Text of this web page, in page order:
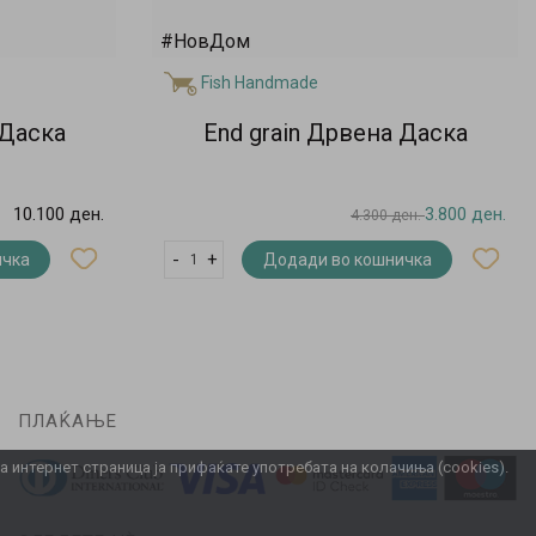
10.100 ден.
#НовДом
Fish Handmade
End grain Дрвена Даска
4.300 ден.3.800 ден.
- + Додади во кошничка
страница ја прифаќате употребата на колачиња (cookies).
ПЛАЌАЊЕ